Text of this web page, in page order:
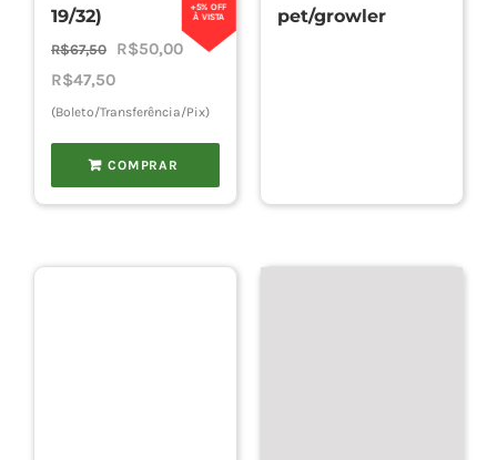
+5% OFF
À VISTA
19/32)
R$67,50
O
preço
original
era:
R$67,50.
R$50,00O
atual
é:
R$47,50
(Boleto/Transferência/Pix)
COMPRAR
pet/growler